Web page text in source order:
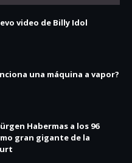
video de Billy Idol
una máquina a vapor?
Habermas a los 96
gran gigante de la